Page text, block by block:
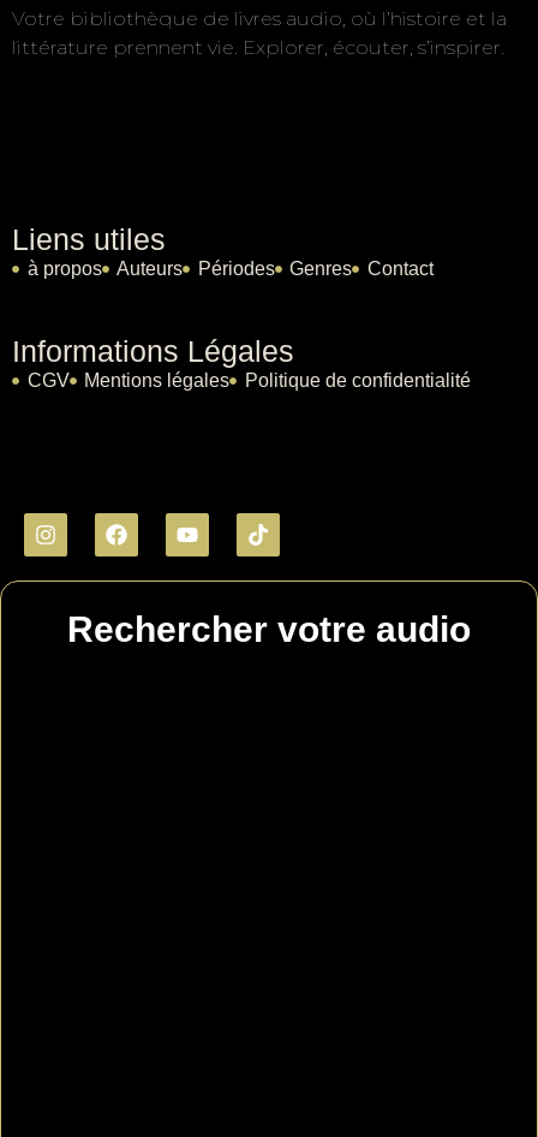
Votre bibliothèque de livres audio, où l’histoire et la
littérature prennent vie. Explorer, écouter, s’inspirer.
Liens utiles
à propos Auteurs Périodes Genres Contact
Informations Légales
CGV Mentions légales Politique de confidentialité
Rechercher votre audio